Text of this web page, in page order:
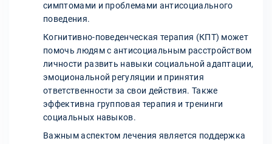
симптомами и проблемами антисоциального
поведения.
Когнитивно-поведенческая терапия (КПТ) может
помочь людям с антисоциальным расстройством
личности развить навыки социальной адаптации,
эмоциональной регуляции и принятия
ответственности за свои действия. Также
эффективна групповая терапия и тренинги
социальных навыков.
Важным аспектом лечения является поддержка